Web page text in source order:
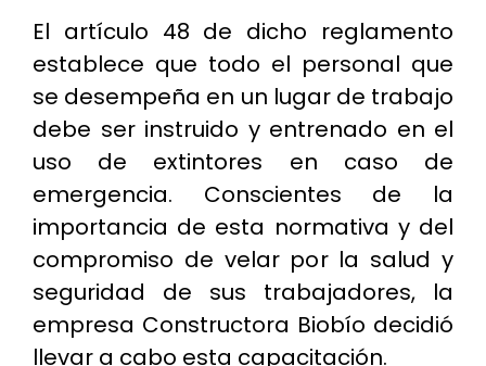
El artículo 48 de dicho reglamento
establece que todo el personal que
se desempeña en un lugar de trabajo
debe ser instruido y entrenado en el
uso de extintores en caso de
emergencia. Conscientes de la
importancia de esta normativa y del
compromiso de velar por la salud y
seguridad de sus trabajadores, la
empresa Constructora Biobío decidió
llevar a cabo esta capacitación.